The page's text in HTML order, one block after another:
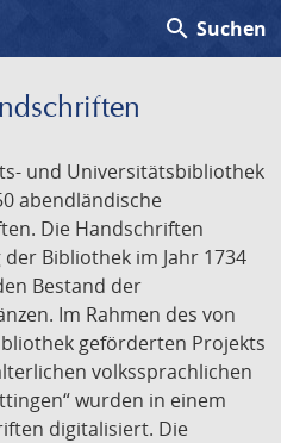
search Suchen
und Universitätsbibliothek
abendländische
Die Handschriften
Bibliothek im Jahr 1734
Bestand der
Im Rahmen des von
geförderten Projekts
volkssprachlichen
wurden in einem
digitalisiert. Die